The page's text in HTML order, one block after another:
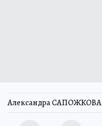
Александра САПОЖКОВА